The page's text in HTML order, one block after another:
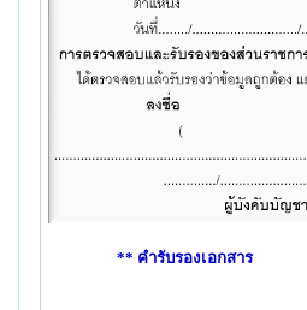
** คำรับรองเอกสาร